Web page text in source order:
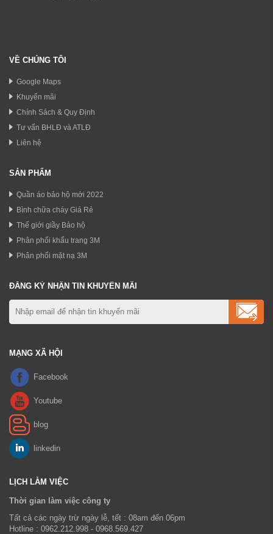
VỀ CHÚNG TÔI
Google Maps
Khuyến mãi
Chính Sách & Quy Định
Tư vấn BHLĐ và ATLĐ
Liên hệ
SẢN PHẨM
Quần áo bảo hộ mới 2022
Bình chữa cháy Giá Rẻ
Thế giới giầy Bảo hộ
Phân phối khẩu trang 3M
Phân phối mặt nạ 3M
ĐĂNG KÝ NHẬN TIN KHUYẾN MÃI
MẠNG XÃ HỘI
LỊCH LÀM VIỆC
Thời gian làm việc công ty
Tất cả các ngày trừ ngày lễ, tết : 08am đến 06pm
Hotline : 0962.212.998 - 0968.569.427